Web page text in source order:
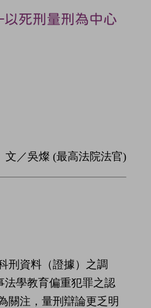
死刑量刑為中心
文／吳燦 (最高法院法官)
刑資料（證據）之調
法學教育偏重犯罪之認
關注，量刑辯論更乏明